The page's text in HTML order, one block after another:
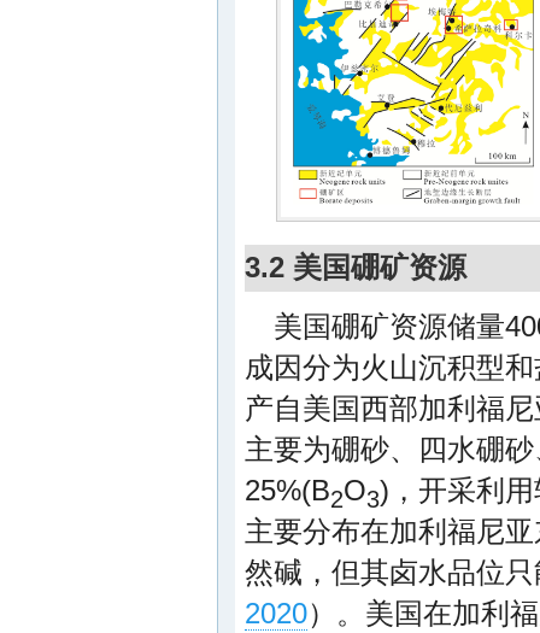
3.2 美国硼矿资源
美国硼矿资源储量
成因分为火山沉积型
产自美国西部加利福
主要为硼砂、四水硼
25%(B2O3)，开采利
主要分布在加利福尼
然碱，但其卤水品位
2020）。美国在加利